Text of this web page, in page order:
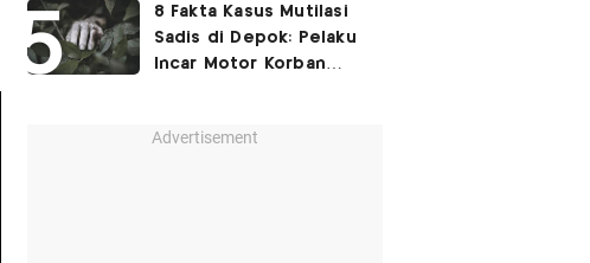
8 Fakta Kasus Mutilasi
Sadis di Depok: Pelaku
Incar Motor Korban
Advertisement